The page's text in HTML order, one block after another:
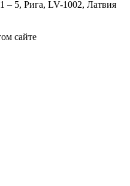
– 5, Рига, LV-1002, Латвия
сайте